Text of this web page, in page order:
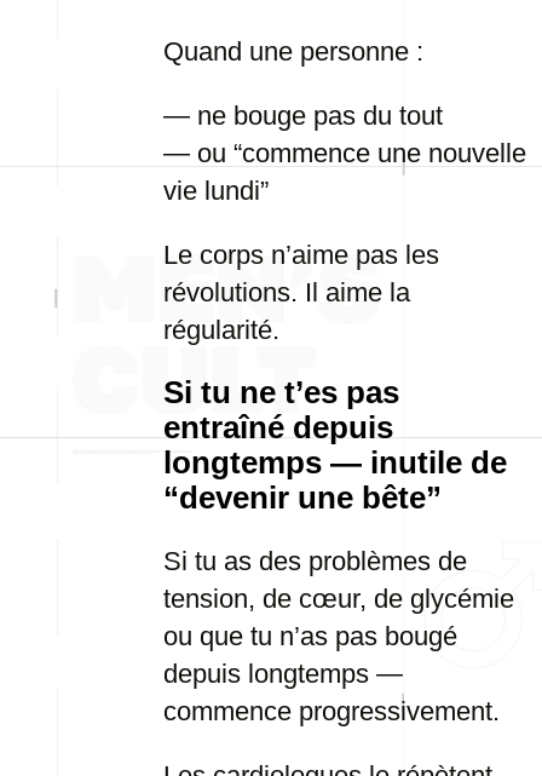
Quand une personne :
— ne bouge pas du tout
— ou “commence une nouvelle
vie lundi”
Le corps n’aime pas les
révolutions. Il aime la
régularité.
Si tu ne t’es pas
entraîné depuis
longtemps — inutile de
“devenir une bête”
Si tu as des problèmes de
tension, de cœur, de glycémie
ou que tu n’as pas bougé
depuis longtemps —
commence progressivement.